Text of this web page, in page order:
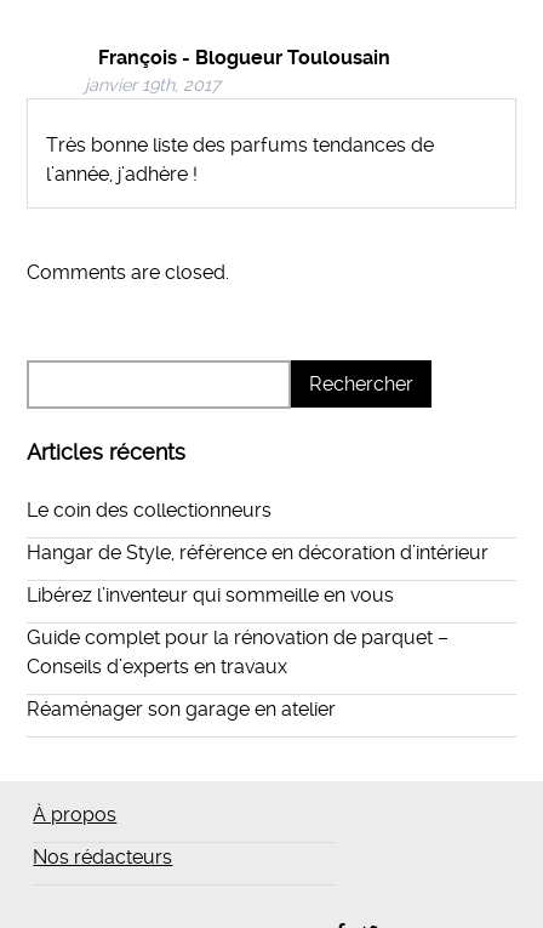
François - Blogueur Toulousain
janvier 19th, 2017
Très bonne liste des parfums tendances de
l’année, j’adhère !
Comments are closed.
Articles récents
Le coin des collectionneurs
Hangar de Style, référence en décoration d’intérieur
Libérez l’inventeur qui sommeille en vous
Guide complet pour la rénovation de parquet –
Conseils d’experts en travaux
Réaménager son garage en atelier
À propos
Nos rédacteurs